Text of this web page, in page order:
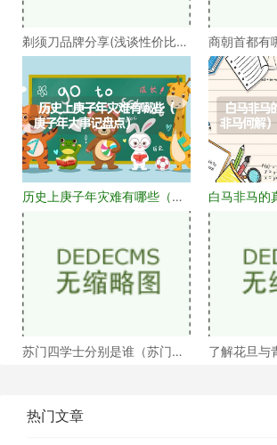
剃须刀品牌分享(浅谈性价比高
的剃须刀品牌）
商朝首都有
十几个首都
历史上庚子年灾难有哪些（庚
子年大事记盘点）
白马非马的
马何解）
苏门四学士分别是谁（苏门四
了解花旦与
热门文章